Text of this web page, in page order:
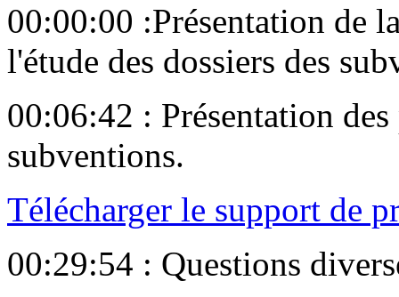
00:00:00 :Présentation de
l'étude des dossiers des
00:06:42 : Présentation
subventions.
Télécharger le support de
00:29:54 : Questions